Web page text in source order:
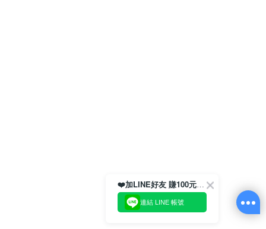
❤️加LINE好友 賺100元券！
連結 LINE 帳號